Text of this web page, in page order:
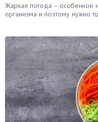
Жаркая погода – особенное
организма и поэтому нужно